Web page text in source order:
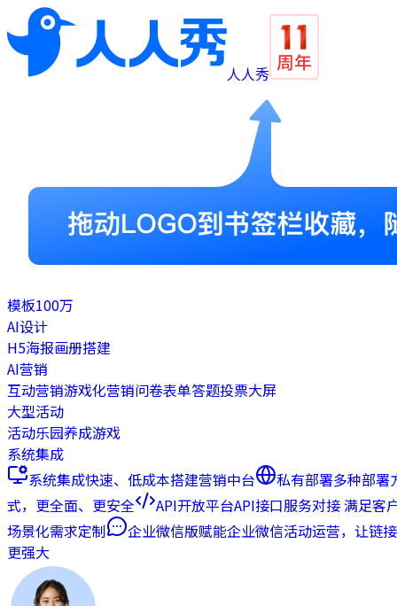
人人秀
模板100万
AI设计
H5海报画册搭建
AI营销
互动营销游戏化营销问卷表单答题投票大屏
大型活动
活动乐园养成游戏
系统集成
系统集成快速、低成本搭建营销中台 私有部署多种部署
式，更全面、更安全
API开放平台API接口服务对接 满足客
场景化需求定制
企业微信版赋能企业微信活动运营，让链接
更强大